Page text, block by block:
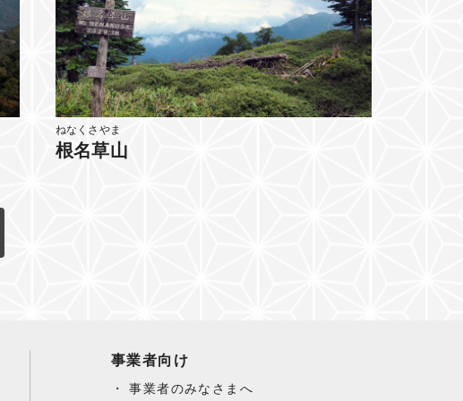
ねなくさやま
根名草山
事業者向け
事業者のみなさまへ